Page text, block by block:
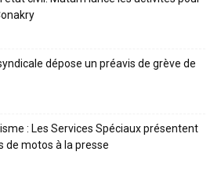
dépose un préavis de grève de
: Les Services Spéciaux présentent
de motos à la presse